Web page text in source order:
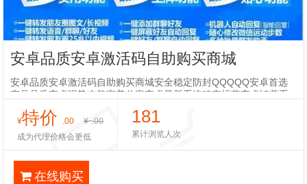
安卓品质安卓激活码自助购买商城
安卓品质安卓激活码自助购买商城安全稳定防封QQQQQ安卓首选
产品品质安卓强势来装完美兼容安卓最新系统稳定运营安卓鸿蒙系
统新品≤独家支持iPad双设备登入(全网独家)≤独家自动点赞自动评
论(智能操作)≤
¥特价 .00 ¥ .00
成为代理价格会更低
181
累计浏览人次
在线购买